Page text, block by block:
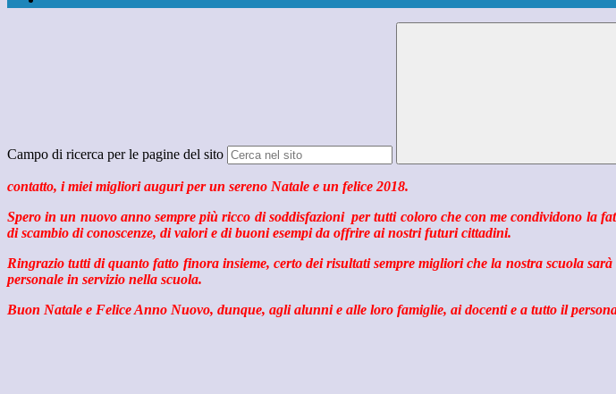
Campo di ricerca per le pagine del sito
contatto, i miei migliori auguri per un sereno Natale e un felice 2018.
Spero in un nuovo anno sempre più ricco di soddisfazioni per tutti coloro che con me condividono la
di scambio di conoscenze, di valori e di buoni esempi da offrire ai nostri futuri cittadini.
Ringrazio tutti di quanto fatto finora insieme, certo dei risultati sempre migliori che la nostra scuola
personale in servizio nella scuola.
Buon Natale e Felice Anno Nuovo, dunque, agli alunni e alle loro famiglie, ai docenti e a tutto il